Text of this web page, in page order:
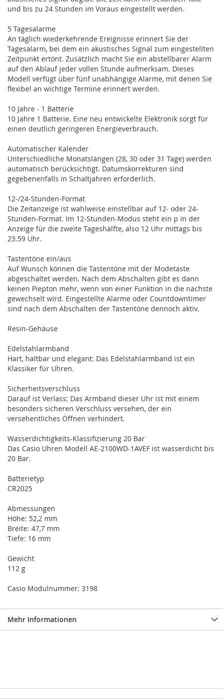
und bis zu 24 Stunden im Voraus eingestellt werden.
5 Tagesalarme
An täglich wiederkehrende Ereignisse erinnert Sie der
Tagesalarm, bei dem ein akustisches Signal zum eingestellten
Zeitpunkt ertönt. Zusätzlich macht Sie ein abstellbarer Alarm
auf den Ablauf jeder vollen Stunde aufmerksam. Dieses
Modell verfügt über fünf unabhängige Alarme, mit denen Sie
flexibel an wichtige Termine erinnert werden.
10 Jahre - 1 Batterie
10 Jahre 1 Batterie. Eine neu entwickelte Elektronik sorgt für
einen deutlich geringeren Energieverbrauch.
Automatischer Kalender
Unterschiedliche Monatslängen (28, 30 oder 31 Tage) werden
automatisch berücksichtigt. Datumskorrekturen sind
gegebenenfalls in Schaltjahren erforderlich.
12-/24-Stunden-Format
Die Zeitanzeige ist wahlweise einstellbar auf 12- oder 24-
Stunden-Format. Im 12-Stunden-Modus steht ein p in der
Anzeige für die zweite Tageshälfte, also 12 Uhr mittags bis
23.59 Uhr.
Tastentöne ein/aus
Auf Wunsch können die Tastentöne mit der Modetaste
abgeschaltet werden. Nach dem Abschalten gibt es dann
keinen Piepton mehr, wenn von einer Funktion in die nächste
gewechselt wird. Eingestellte Alarme oder Countdowntimer
sind nach dem Abschalten der Tastentöne dennoch aktiv.
Resin-Gehäuse
Edelstahlarmband
Hart, haltbar und elegant: Das Edelstahlarmband ist ein
Klassiker für Uhren.
Sicherheitsverschluss
Darauf ist Verlass: Das Armband dieser Uhr ist mit einem
besonders sicheren Verschluss versehen, der ein
versehentliches Öffnen verhindert.
Wasserdichtigkeits-Klassifizierung 20 Bar
Das Casio Uhren Modell AE-2100WD-1AVEF ist wasserdicht bis
20 Bar.
Batterietyp
CR2025
Abmessungen
Höhe: 52,2 mm
Breite: 47,7 mm
Tiefe: 16 mm
Gewicht
112 g
Casio Modulnummer: 3198
Mehr Informationen